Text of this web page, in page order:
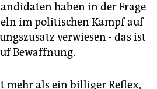
haben in der Frage
im politischen Kampf auf
verwiesen - das ist
Bewaffnung.
mehr als ein billiger Reflex,